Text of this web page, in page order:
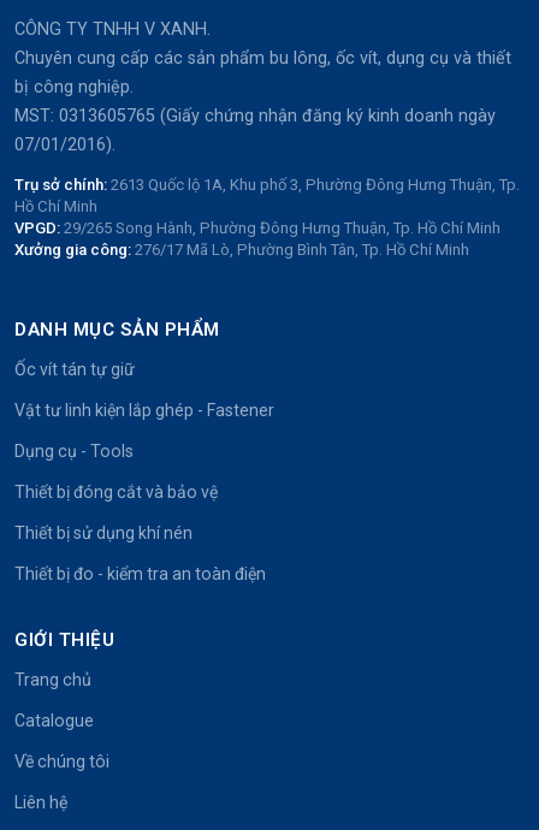
CÔNG TY TNHH V XANH.
Chuyên cung cấp các sản phẩm bu lông, ốc vít, dụng cụ và thiết
bị công nghiệp.
MST: 0313605765 (Giấy chứng nhận đăng ký kinh doanh ngày
07/01/2016).
Trụ sở chính: 2613 Quốc lộ 1A, Khu phố 3, Phường Đông Hưng Thuận, Tp.
Hồ Chí Minh
VPGD: 29/265 Song Hành, Phường Đông Hưng Thuận, Tp. Hồ Chí Minh
Xưởng gia công: 276/17 Mã Lò, Phường Bình Tân, Tp. Hồ Chí Minh
DANH MỤC SẢN PHẨM
Ốc vít tán tự giữ
Vật tư linh kiện lắp ghép - Fastener
Dụng cụ - Tools
Thiết bị đóng cắt và bảo vệ
Thiết bị sử dụng khí nén
Thiết bị đo - kiểm tra an toàn điện
GIỚI THIỆU
Trang chủ
Catalogue
Về chúng tôi
Liên hệ